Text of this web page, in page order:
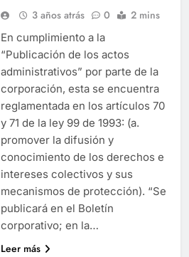
3 años atrás 0 2 mins
En cumplimiento a la
“Publicación de los actos
administrativos” por parte de la
corporación, esta se encuentra
reglamentada en los artículos 70
y 71 de la ley 99 de 1993: (a.
promover la difusión y
conocimiento de los derechos e
intereses colectivos y sus
mecanismos de protección). “Se
publicará en el Boletín
corporativo; en la…
Leer más